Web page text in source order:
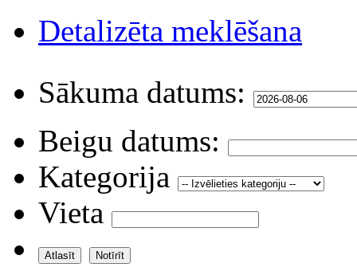
Detalizēta meklēšana
Sākuma datums:
Beigu datums:
Kategorija
Vieta